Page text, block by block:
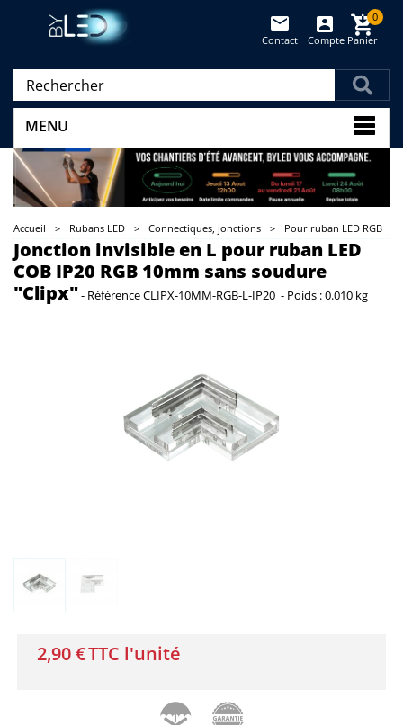
Panier
0
Compte
Contact
MENU
Accueil > Rubans LED > Connectiques, jonctions > Pour ruban LED RGB
Jonction invisible en L pour ruban LED
COB IP20 RGB 10mm sans soudure
"Clipx"- RéférenceCLIPX-10MM-RGB-L-IP20 - Poids :0.010 kg
2,90 €TTC l'unité